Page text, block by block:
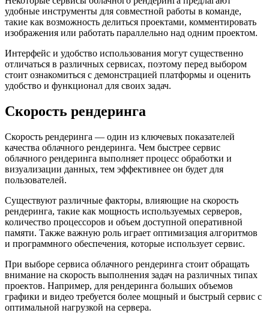
удобные инструменты для совместной работы в команде,
такие как возможность делиться проектами, комментировать
изображения или работать параллельно над одним проектом.
Интерфейс и удобство использования могут существенно
отличаться в различных сервисах, поэтому перед выбором
стоит ознакомиться с демонстрацией платформы и оценить
удобство и функционал для своих задач.
Скорость рендеринга
Скорость рендеринга — один из ключевых показателей
качества облачного рендеринга. Чем быстрее сервис
облачного рендеринга выполняет процесс обработки и
визуализации данных, тем эффективнее он будет для
пользователей.
Существуют различные факторы, влияющие на скорость
рендеринга, такие как мощность используемых серверов,
количество процессоров и объем доступной оперативной
памяти. Также важную роль играет оптимизация алгоритмов
и программного обеспечения, которые использует сервис.
При выборе сервиса облачного рендеринга стоит обращать
внимание на скорость выполнения задач на различных типах
проектов. Например, для рендеринга больших объемов
графики и видео требуется более мощный и быстрый сервис с
оптимальной нагрузкой на сервера.